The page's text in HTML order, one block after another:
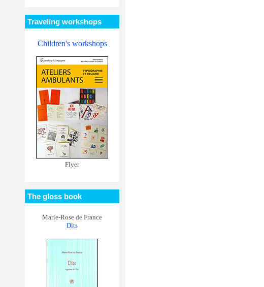
Traveling workshops
Children's workshops
Flyer
The gloss book
Marie-Rose de France
Dits